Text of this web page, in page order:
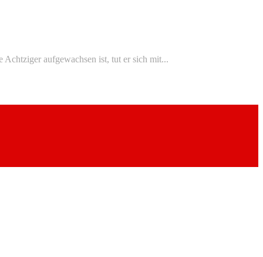
aufgewachsen ist, tut er sich mit...